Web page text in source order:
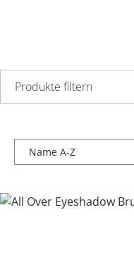
Produkte filtern